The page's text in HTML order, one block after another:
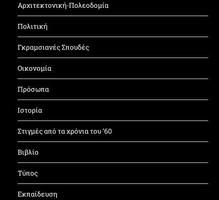
Αρχιτεκτονική-Πολεοδομία
Πολιτική
Γκραμσιανές Σπουδές
Οικονομία
Πρόσωπα
Ιστορία
Στιγμές από τα χρόνια του ’60
Βιβλίο
Τύπος
Εκπαίδευση